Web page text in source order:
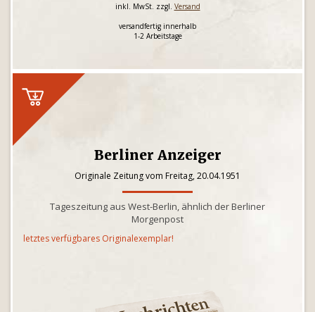
inkl. MwSt. zzgl. Versand
versandfertig innerhalb
1-2 Arbeitstage
Berliner Anzeiger
Originale Zeitung vom Freitag, 20.04.1951
Tageszeitung aus West-Berlin, ähnlich der Berliner
Morgenpost
letztes verfügbares Originalexemplar!